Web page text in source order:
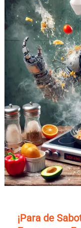
¡Para de